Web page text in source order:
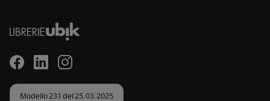
Modello 231 del 25.03.2025